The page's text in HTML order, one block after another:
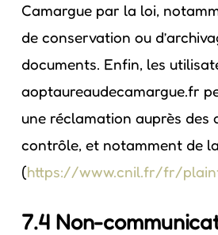
Camargue par la loi,
de conservation ou
documents. Enfin, les
aoptaureaudecamargue.fr
une réclamation auprès des
contrôle, et notamment de
(https://www.cnil.fr/fr/
7.4 Non-